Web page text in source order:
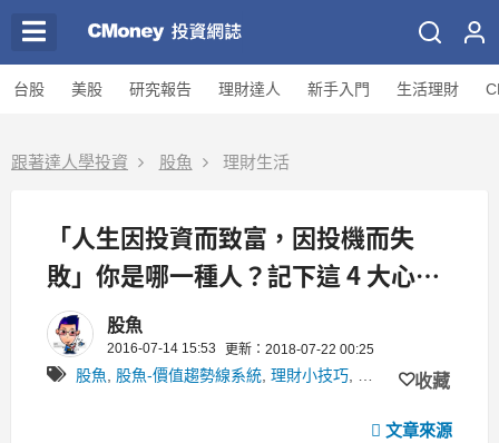
台股 美股 研究報告 理財達人 新手入門 生活理財
跟著達人學投資 股魚 理財生活
「人生因投資而致富，因投機而失
敗」你是哪一種人？記下這 4 大心
法，絕對能夠幫助你一輩子...
股魚
2016-07-14 15:53 更新：2018-07-22 00:25
股魚 股魚-價值趨勢線系統 理財小技巧 投資策略,陳靖玟
收藏
文章來源